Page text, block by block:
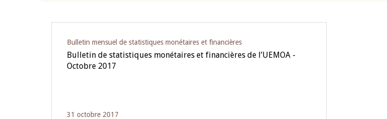
Bulletin mensuel de statistiques monétaires et financières
Bulletin de statistiques monétaires et financières de l’UEMOA -
Octobre 2017
31 octobre 2017